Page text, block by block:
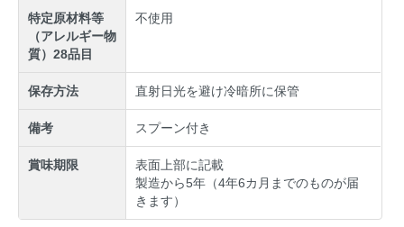
特定原材料等
（アレルギー物
質）28品目
不使用
保存方法 直射日光を避け冷暗所に保管
備考 スプーン付き
賞味期限
表面上部に記載
製造から5年（4年6カ月までのものが届
きます）